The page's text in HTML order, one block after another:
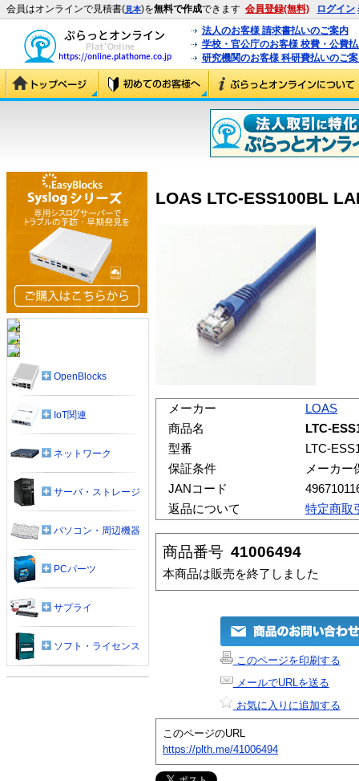
会員はオンラインで見積書(見本)を無料で作成できます 会員登録(無料) ログイン
法人のお客様 請求書払いのご案内
学校・官公庁のお客様 校費・公費
研究機関のお客様 科研費払いのご
LOAS LTC-ESS100BL
メーカー
LOAS
商品名
LTC-
型番
LTC-
保証条件
メーカー
JANコード
返品について
特定商取
商品番号 41006494
本商品は販売を終了しました
このページを印刷する
メールでURLを送る
お気に入りに追加する
このページのURL
https://plth.me/41006494
OpenBlocks
IoT関連
ネットワーク
サーバ・ストレージ
パソコン・周辺機器
PCパーツ
サプライ
ソフト・ライセンス